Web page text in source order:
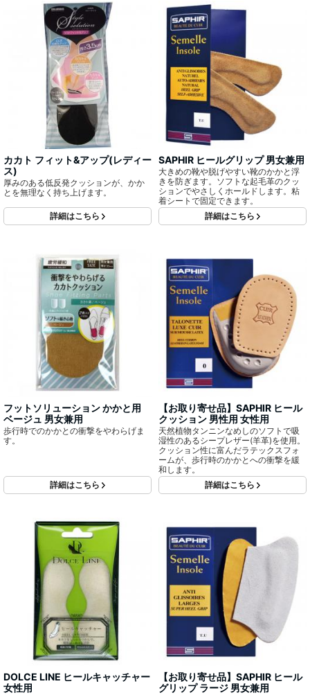
カカト フィット&アップ(レディー
ス)
厚みのある低反発クッションが、かか
とを無理なく持ち上げます。
詳細はこちら
SAPHIR ヒールグリップ 男女兼用
大きめの靴や脱げやすい靴のかかと浮
きを防ぎます。ソフトな起毛革のクッ
ションでやさしくホールドします。粘
着シートで固定できます。
詳細はこちら
フットソリューション かかと用
ベージュ 男女兼用
歩行時でのかかとの衝撃をやわらげま
す。
詳細はこちら
【お取り寄せ品】SAPHIR ヒール
クッション 男性用 女性用
天然植物タンニンなめしのソフトで吸
湿性のあるシープレザー(羊革)を使用。
クッション性に富んだラテックスフォ
ームが、歩行時のかかとへの衝撃を緩
和します。
詳細はこちら
DOLCE LINE ヒールキャッチャー
女性用
【お取り寄せ品】SAPHIR ヒール
グリップ ラージ 男女兼用